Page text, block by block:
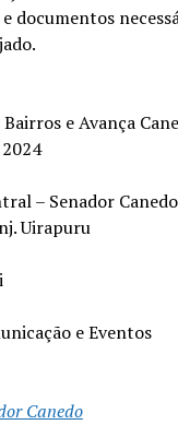
documentos
e Avança
– Senador
Uirapuru
e Eventos
Canedo